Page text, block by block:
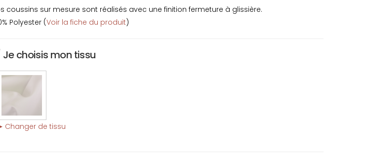
coussins sur mesure sont réalisés avec une finition fermeture à glissière.
Polyester (Voir la fiche du produit)
Je choisis mon tissu
Changer de tissu